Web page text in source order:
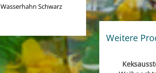
Wasserhahn Schwarz
Weitere